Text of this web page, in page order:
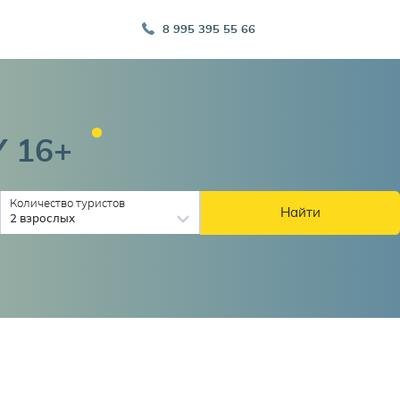
8 995 395 55 66
16+
Количество туристов
2 взрослых
Найти